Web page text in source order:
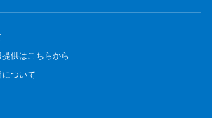
供はこちらから
ついて